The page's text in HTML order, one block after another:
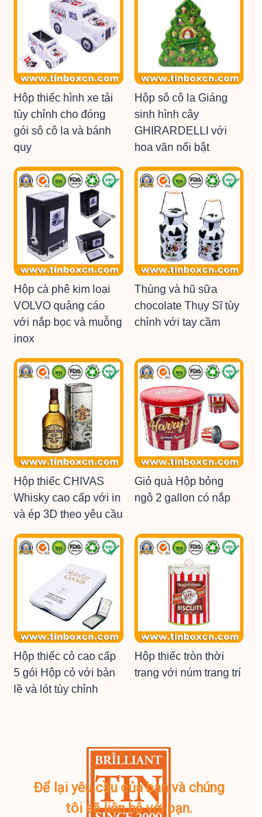
Hộp thiếc hình xe tải
tùy chỉnh cho đóng
gói sô cô la và bánh
quy
Hộp sô cô la Giáng
sinh hình cây
GHIRARDELLI với
hoa văn nổi bật
Hộp cà phê kim loại
VOLVO quảng cáo
với nắp bọc và muỗng
inox
Thùng và hũ sữa
chocolate Thụy Sĩ tùy
chỉnh với tay cầm
Hộp thiếc CHIVAS
Whisky cao cấp với in
và ép 3D theo yêu cầu
Giỏ quà Hộp bỏng
ngô 2 gallon có nắp
Hộp thiếc cỏ cao cấp
5 gói Hộp cỏ với bản
lề và lót tùy chỉnh
Hộp thiếc tròn thời
trang với núm trang trí
Để lại yêu cầu của bạn và chúng
tôi sẽ liên hệ với bạn.